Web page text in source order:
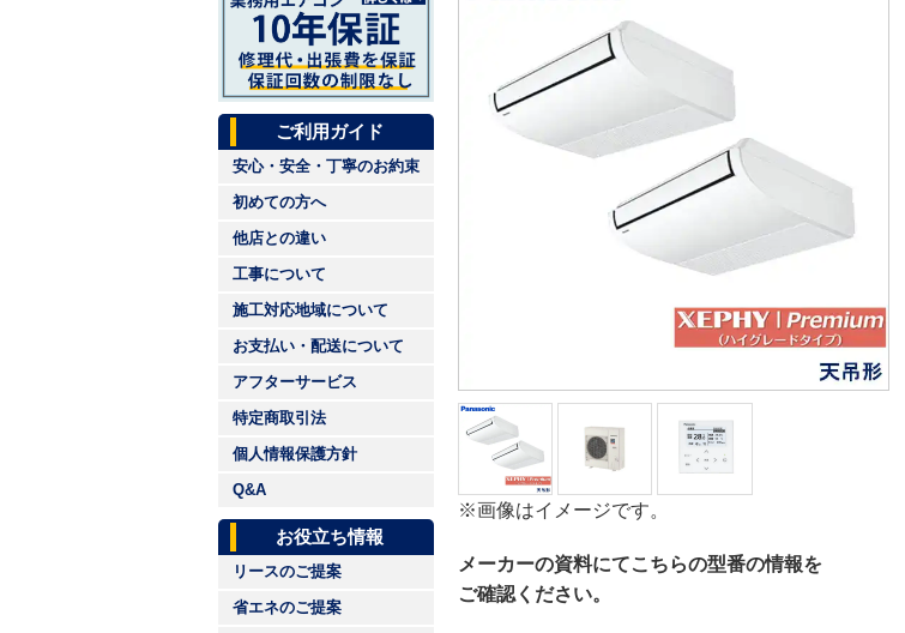
ご利用ガイド
安心・安全・丁寧のお約束
初めての方へ
他店との違い
工事について
施工対応地域について
お支払い・配送について
アフターサービス
特定商取引法
個人情報保護方針
Q&A
お役立ち情報
リースのご提案
省エネのご提案
※画像はイメージです。
メーカーの資料にてこちらの型番の情報を
ご確認ください。